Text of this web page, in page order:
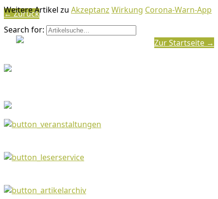
Weitere Artikel zu Akzeptanz Wirkung Corona-Warn-App
Zur Startseite →
← Zurück
Search for: